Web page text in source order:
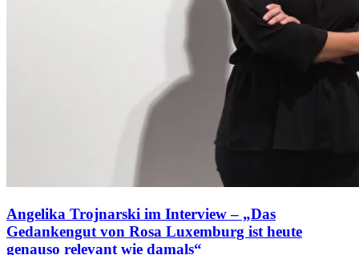
Angelika Trojnarski im Interview – „Das
Gedankengut von Rosa Luxemburg ist heute
genauso relevant wie damals“